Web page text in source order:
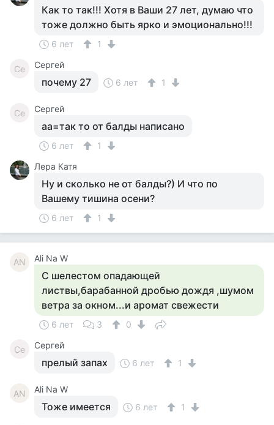
Как то так!!! Хотя в Ваши 27 лет, думаю что
тоже должно быть ярко и эмоционально!!!
6 лет 1
Се Сергей
почему 27 6 лет 1
Се Сергей
аа=так то от балды написано
6 лет
1
Лера Катя
Ну и сколько не от балды?) И что по
Вашему тишина осени?
6 лет 1
AN Ali Na W
С шелестом опадающей
листвы,барабанной дробью дождя ,шумом
ветра за окном...и аромат свежести
6 лет 3 0
Се Сергей
прелый запах 6 лет 1
AN Ali Na W
Тоже имеется 6 лет 1